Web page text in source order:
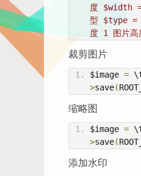
度 $width
型 $type =
度 1 图片
裁剪图片
$image =
>save(
缩略图
$image =
>save(
添加水印